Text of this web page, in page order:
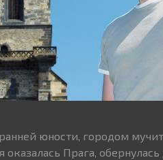
юности, городом
Прага,